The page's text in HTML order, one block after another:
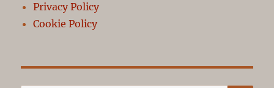
Privacy Policy
Cookie Policy